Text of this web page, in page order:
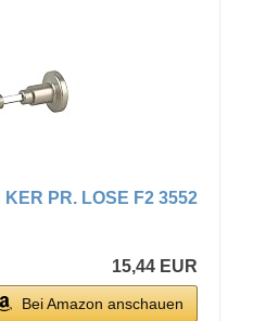
PR. LOSE F2 3552
15,44 EUR
Bei Amazon anschauen